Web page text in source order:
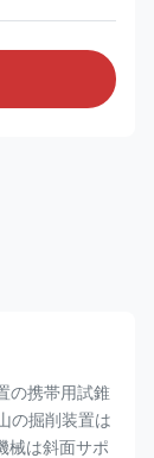
の携帯用試錐
の掘削装置は
械は斜面サポ